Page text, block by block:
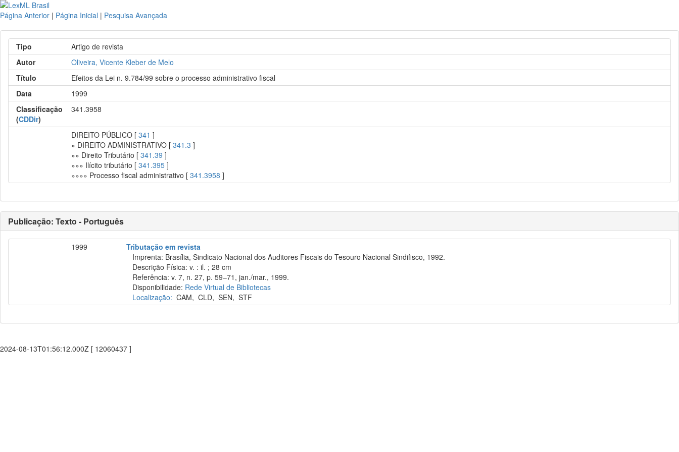
Página Anterior | Página Inicial | Pesquisa Avançada
Tipo
Artigo de revista
Autor
Oliveira, Vicente Kleber de Melo
Título
Efeitos da Lei n. 9.784/99 sobre o processo administrativo fiscal
Data
1999
Classificação
(CDDir)
341.3958
DIREITO PÚBLICO [341 ]
» DIREITO ADMINISTRATIVO [341.3 ]
»» Direito Tributário [341.39 ]
»»» Ilícito tributário [341.395 ]
»»»» Processo fiscal administrativo [341.3958 ]
Publicação: Texto - Português
1999
Tributação em revista
Imprenta: Brasília, Sindicato Nacional dos Auditores Fiscais do Tesouro Nacional Sindifisco, 1992.
Descrição Física: v. : il. ; 28 cm
Referência: v. 7, n. 27, p. 59–71, jan./mar., 1999.
Disponibilidade: Rede Virtual de Bibliotecas
Localização: CAM,CLD,SEN,STF
2024-08-13T01:56:12.000Z [ 12060437 ]